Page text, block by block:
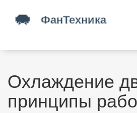
Охлаждение
принципы